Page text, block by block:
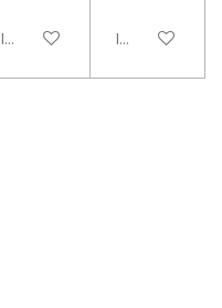
In winkelwagen In winkelwagen